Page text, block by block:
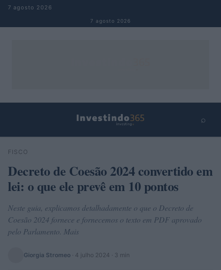
Pular para o conteúdo
7 agosto 2026
7 agosto 2026
⌕
Buscar
FISCO
Decreto de Coesão 2024 convertido em
lei: o que ele prevê em 10 pontos
Neste guia, explicamos detalhadamente o que o Decreto de
Coesão 2024 fornece e fornecemos o texto em PDF aprovado
pelo Parlamento. Mais
Giorgia Stromeo · 4 julho 2024 · 3 min